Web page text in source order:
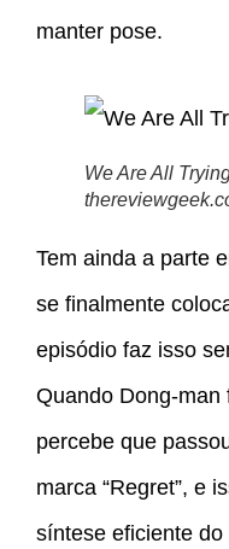
manter pose.
We Are All
Tem ainda a parte
se finalmente
episódio faz isso
Quando Dong-man
percebe que
marca “Regret”, e
síntese eficiente